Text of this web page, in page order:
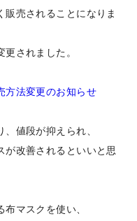
販売されることになりま
されました。
法変更のお知らせ
値段が抑えられ、
が改善されるといいと思
マスクを使い、